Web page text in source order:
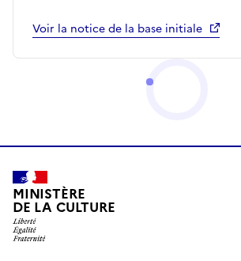
Voir la notice de la base initiale
MINISTÈRE
DE LA CULTURE